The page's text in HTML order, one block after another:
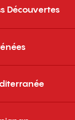
Découvertes
dans le
un agenda
de